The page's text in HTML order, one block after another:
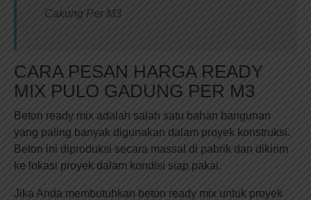
Cakung Per M3
CARA PESAN HARGA READY
MIX PULO GADUNG PER M3
Beton ready mix adalah salah satu bahan bangunan
yang paling banyak digunakan dalam proyek konstruksi.
Beton ini diproduksi secara massal di pabrik dan dikirim
ke lokasi proyek dalam kondisi siap pakai.
Jika Anda membutuhkan beton ready mix untuk proyek